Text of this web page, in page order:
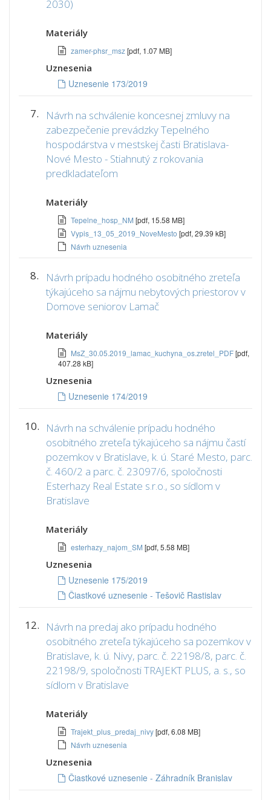
2030)
Materiály
zamer-phsr_msz[pdf, 1.07 MB]
Uznesenia
Uznesenie 173/2019
7.
Návrh na schválenie koncesnej zmluvy na
zabezpečenie prevádzky Tepelného
hospodárstva v mestskej časti Bratislava-
Nové Mesto - Stiahnutý z rokovania
predkladateľom
Materiály
Tepelne_hosp_NM [pdf, 15.58 MB]
Vypis_13_05_2019_NoveMesto [pdf, 29.39 kB]
Návrh uznesenia
8.
Návrh prípadu hodného osobitného zreteľa
týkajúceho sa nájmu nebytových priestorov v
Domove seniorov Lamač
Materiály
MsZ_30.05.2019_lamac_kuchyna_os.zretel_PDF[pdf,
407.28 kB]
Uznesenia
Uznesenie 174/2019
10.
Návrh na schválenie prípadu hodného
osobitného zreteľa týkajúceho sa nájmu častí
pozemkov v Bratislave, k. ú. Staré Mesto, parc.
č. 460/2 a parc. č. 23097/6, spoločnosti
Esterhazy Real Estate s.r.o., so sídlom v
Bratislave
Materiály
esterhazy_najom_SM [pdf, 5.58 MB]
Uznesenia
Uznesenie 175/2019
Čiastkové uznesenie - Tešovič Rastislav
12.
Návrh na predaj ako prípadu hodného
osobitného zreteľa týkajúceho sa pozemkov v
Bratislave, k. ú. Nivy, parc. č. 22198/8, parc. č.
22198/9, spoločnosti TRAJEKT PLUS, a. s., so
sídlom v Bratislave
Materiály
Trajekt_plus_predaj_nivy[pdf, 6.08 MB]
Návrh uznesenia
Uznesenia
Čiastkové uznesenie - Záhradník Branislav